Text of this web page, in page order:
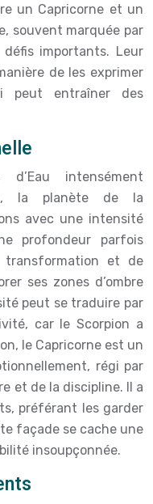
un Capricorne et un
souvent marquée par
importants. Leur
de les exprimer
peut entraîner des
intensément
la planète de la
avec une intensité
profondeur parfois
et de
ses zones d’ombre
peut se traduire par
car le Scorpion a
le Capricorne est un
régi par
et de la discipline. Il a
préférant les garder
façade se cache une
insoupçonnée.